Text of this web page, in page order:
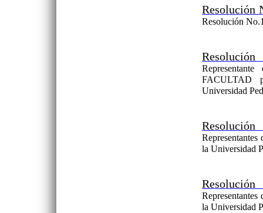
Resolución
Resolución
Resolución
FACULTAD
Universidad
Resolución
la Universidad
Resolución
la Universidad